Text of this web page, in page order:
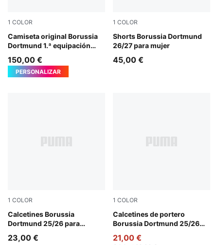
1 COLOR
Camiseta original Borussia
Dortmund 1.ª equipación
Faster Yellow-PUMA Black
150,00 €
PERSONALIZAR
1 COLOR
Shorts Borussia Dortmund
26/27 para mujer
PUMA Black-Faster Yellow
45,00 €
1 COLOR
Calcetines Borussia
Dortmund 25/26 para
Faster Yellow-PUMA Black
23,00 €
1 COLOR
Calcetines de portero
Borussia Dortmund 25/26
Archive Green-Green Moss
21,00 €